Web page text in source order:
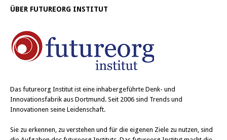
ÜBER FUTUREORG INSTITUT
Das futureorg Institut ist eine inhabergeführte Denk- und
Innovationsfabrik aus Dortmund. Seit 2006 sind Trends und
Innovationen seine Leidenschaft.
Sie zu erkennen, zu verstehen und für die eigenen Ziele zu nutzen, sind